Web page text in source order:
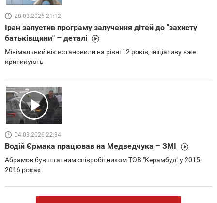
28.03.2026 21:12
Іран запустив програму залучення дітей до "захисту
батьківщини" – деталі
Мінімальний вік встановили на рівні 12 років, ініціативу вже
критикують
04.03.2026 22:34
Водій Єрмака працював на Медведчука – ЗМІ
Абрамов був штатним співробітником ТОВ "Керамбуд" у 2015-
2016 роках